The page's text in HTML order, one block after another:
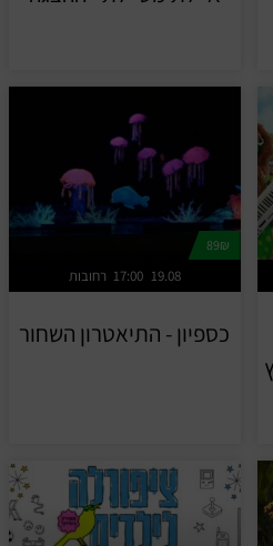
89₪
רחובות 17:00 19.08
כספיון - התיאטרון השחור